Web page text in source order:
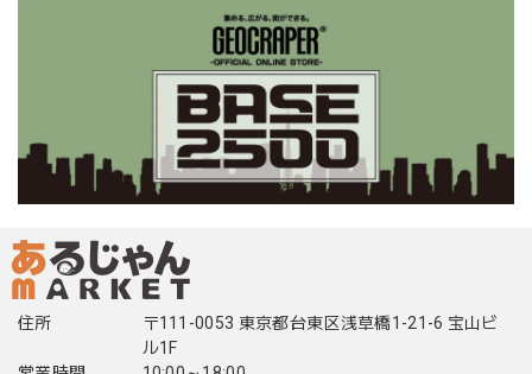
住所
〒111-0053 東京都台東区浅草橋1-21-6 宝山ビ
ル1F